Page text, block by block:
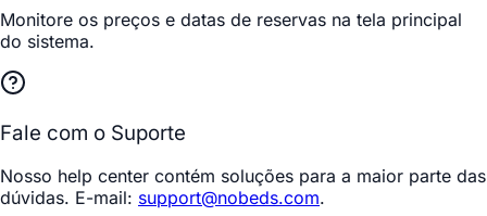
Monitore os preços e datas de reservas na tela principal
do sistema.
Fale com o Suporte
Nosso help center contém soluções para a maior parte das
dúvidas. E-mail: support@nobeds.com.